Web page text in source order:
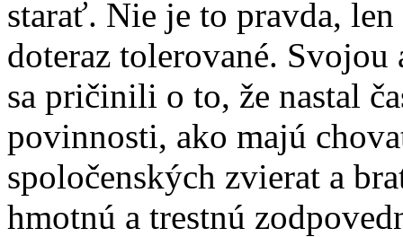
starať. Nie je to pravda,
doteraz tolerované.
sa pričinili o to, že nastal
povinnosti, ako majú
spoločenských zvierat a
hmotnú a trestnú